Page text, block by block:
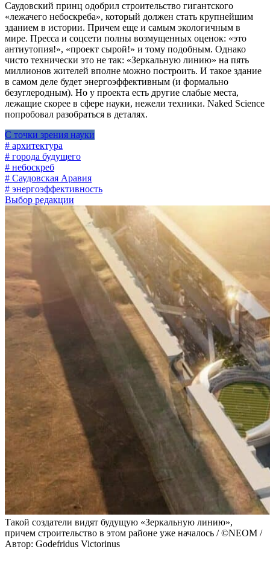
Саудовский принц одобрил строительство гигантского
«лежачего небоскреба», который должен стать крупнейшим
зданием в истории. Причем еще и самым экологичным в
мире. Пресса и соцсети полны возмущенных оценок: «это
антиутопия!», «проект сырой!» и тому подобным. Однако
чисто технически это не так: «Зеркальную линию» на пять
миллионов жителей вполне можно построить. И такое здание
в самом деле будет энергоэффективным (и формально
безуглеродным). Но у проекта есть другие слабые места,
лежащие скорее в сфере науки, нежели техники. Naked Science
попробовал разобраться в деталях.
С точки зрения науки
# архитектура
# города будущего
# небоскреб
# Саудовская Аравия
# энергоэффективность
Выбор редакции
Такой создатели видят будущую «Зеркальную линию»,
причем строительство в этом районе уже началось / ©NEOM /
Автор: Godefridus Victorinus